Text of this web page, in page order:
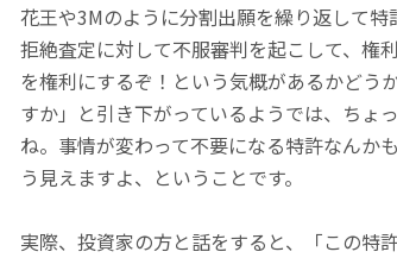
花王や3Mのように分割出願を繰り返して特
拒絶査定に対して不服審判を起こして、権
を権利にするぞ！という気概があるかどう
すか」と引き下がっているようでは、ちょ
ね。事情が変わって不要になる特許なんか
う見えますよ、ということです。
実際、投資家の方と話をすると、「この特